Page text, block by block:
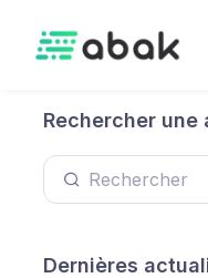
Rechercher une
Dernières